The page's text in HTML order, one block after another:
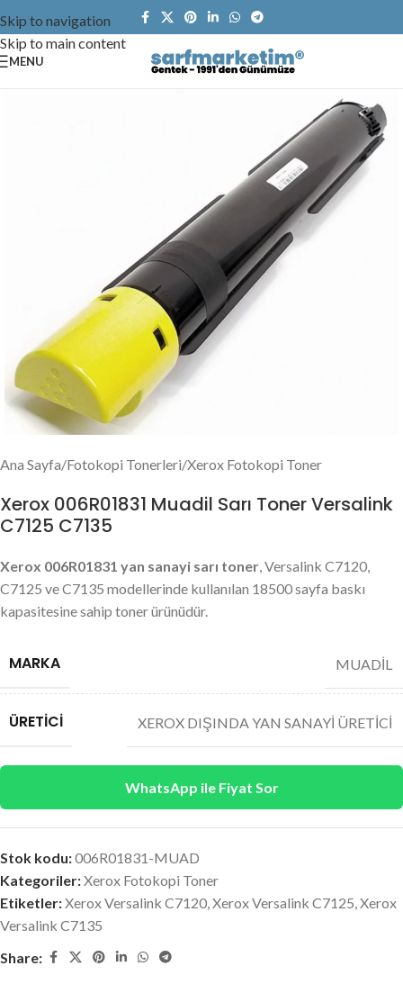
Skip to navigation
Skip to main content
MENU
Ana Sayfa/Fotokopi Tonerleri/Xerox Fotokopi Toner
Xerox 006R01831 Muadil Sarı Toner Versalink
C7125 C7135
Xerox 006R01831 yan sanayi sarı toner, Versalink C7120,
C7125 ve C7135 modellerinde kullanılan 18500 sayfa baskı
kapasitesine sahip toner ürünüdür.
MARKA MUADİL
ÜRETICI XEROX DIŞINDA YAN SANAYİ ÜRETİCİ
WhatsApp ile Fiyat Sor
Stok kodu:006R01831-MUAD
Kategoriler:Xerox Fotokopi Toner
Etiketler:Xerox Versalink C7120,Xerox Versalink C7125,Xerox
Versalink C7135
Share: